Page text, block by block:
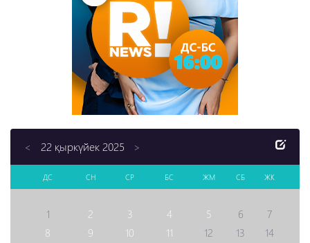
< 22 қыркүйек 2025 >
ДС СН СР БС ЖМ СБ ЖК
1 2 3 4 5 6
7
8
9 10 11 12 13
14